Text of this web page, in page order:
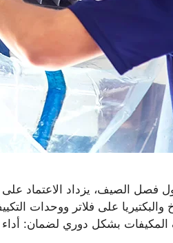
فصل الصيف، يزداد الاعتماد على
والبكتيريا على فلاتر ووحدات
بشكل دوري لضمان: